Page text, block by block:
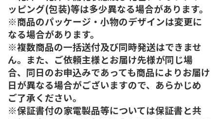
ッピング(包装)等は多少異なる場合があります。
※商品のパッケージ・小物のデザインは変更に
なる場合があります。
※複数商品の一括送付及び同時発送はできませ
ん。また、ご依頼主様とお届け先様が同じ場
合、同日のお申込みであっても商品によりお届け
日が異なる場合がございますので、あらかじめ
ご了承ください。
※保証書付の家電製品等については保証書と共